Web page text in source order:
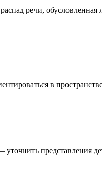
речи, обусловленная
в
представления